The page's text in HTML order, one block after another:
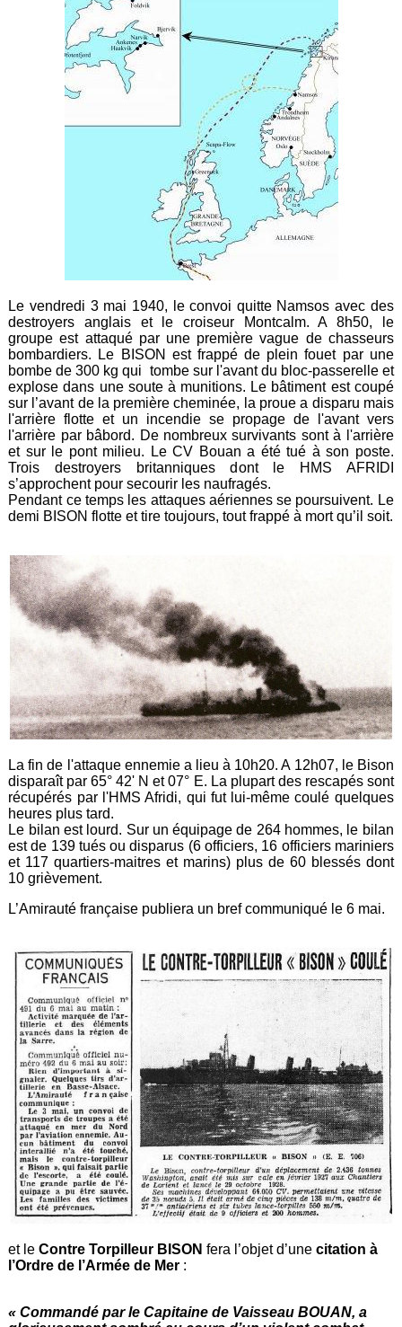
Le vendredi 3 mai 1940, le convoi quitte Namsos avec des
destroyers anglais et le croiseur Montcalm. A 8h50, le
groupe est attaqué par une première vague de chasseurs
bombardiers. Le BISON est frappé de plein fouet par une
bombe de 300 kg qui tombe sur l'avant du bloc-passerelle et
explose dans une soute à munitions. Le bâtiment est coupé
sur l’avant de la première cheminée, la proue a disparu mais
l'arrière flotte et un incendie se propage de l'avant vers
l'arrière par bâbord. De nombreux survivants sont à l'arrière
et sur le pont milieu. Le CV Bouan a été tué à son poste.
Trois destroyers britanniques dont le HMS AFRIDI
s’approchent pour secourir les naufragés.
Pendant ce temps les attaques aériennes se poursuivent. Le
demi BISON flotte et tire toujours, tout frappé à mort qu’il soit.
La fin de l'attaque ennemie a lieu à 10h20. A 12h07, le Bison
disparaît par 65° 42' N et 07° E. La plupart des rescapés sont
récupérés par l'HMS Afridi, qui fut lui-même coulé quelques
heures plus tard.
Le bilan est lourd. Sur un équipage de 264 hommes, le bilan
est de 139 tués ou disparus (6 officiers, 16 officiers mariniers
et 117 quartiers-maitres et marins) plus de 60 blessés dont
10 grièvement.
L’Amirauté française publiera un bref communiqué le 6 mai.
et leContre Torpilleur BISON fera l’objet d’unecitation à
l’Ordre de l’Armée de Mer :
« Commandé par le Capitaine de Vaisseau BOUAN, a